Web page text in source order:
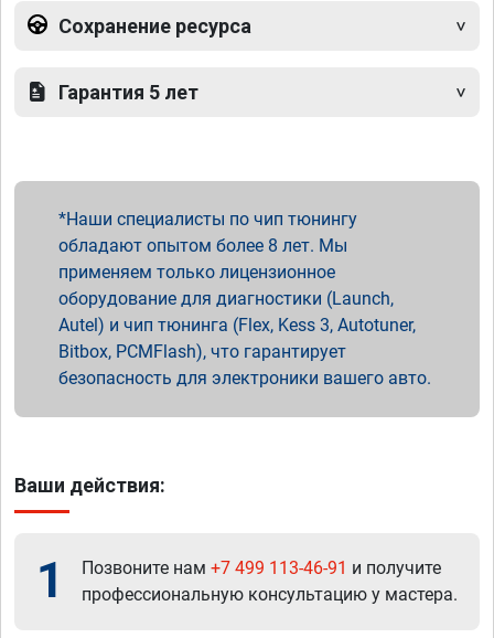
Сохранение ресурса
Гарантия 5 лет
Наши специалисты по чип тюнингу
обладают опытом более 8 лет. Мы
применяем только лицензионное
оборудование для диагностики (Launch,
Autel) и чип тюнинга (Flex, Kess 3, Autotuner,
Bitbox, PCMFlash), что гарантирует
безопасность для электроники вашего авто.
Ваши действия:
1 Позвоните нам +7 499 113-46-91 и получите
профессиональную консультацию у мастера.